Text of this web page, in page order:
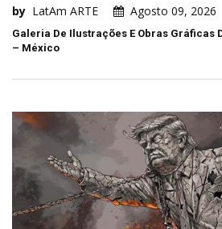
by LatAm ARTE Agosto 09, 2026
Galeria De Ilustrações E Obras Gráficas
– México